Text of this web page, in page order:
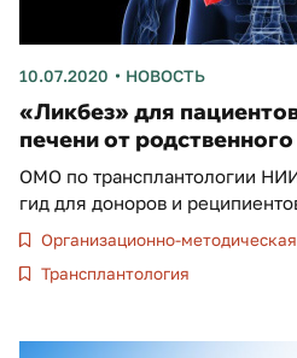
10.07.2020 НОВОСТЬ
«Ликбез» для
печени от
ОМО по трансплантологии
гид для доноров и
Организационно-
Трансплантология